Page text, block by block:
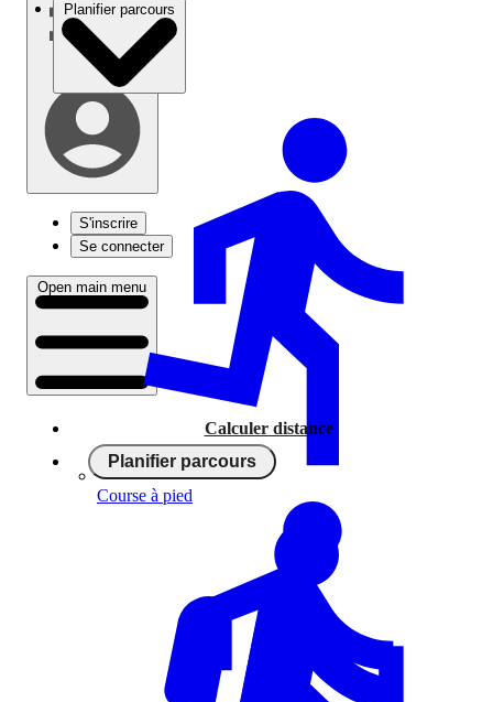
S'inscrire
Se connecter
Open main menu
Calculer distance
Planifier parcours
Planifier parcours
Course à pied